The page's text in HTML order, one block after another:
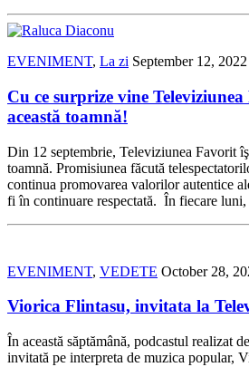
EVENIMENT, La zi September 12, 2022
Cu ce surprize vine
această toamnă!
Din 12 septembrie, Televiziunea Favorit
toamnă. Promisiunea făcută
continua promovarea valorilor autentice
fi în continuare respectată. În fiecare
EVENIMENT, VEDETE October 28,
Viorica Flintasu, invitata la
În această săptămână, podcastul realizat
invitată pe interpreta de muzica popular,